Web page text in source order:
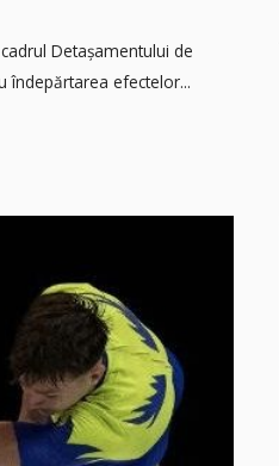
Detașamentului de
îndepărtarea efectelor...